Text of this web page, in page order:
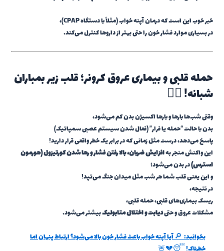
خبر خوب این است که درمان آپنه خواب (مثلاً با دستگاه CPAP)،
در بسیاری موارد فشار خون را حتی بهتر از داروها کنترل می‌کند.
حمله قلبی و بیماری عروق کرونر؛ قلب زیر بمباران
شبانه! ❤️‍🔥
وقتی شب‌ها بارها و بارها اکسیژن بدن کم می‌شود،
بدن با حالت “حمله یا فرار” (فعال شدن سیستم عصبی سمپاتیک)
پاسخ می‌دهد، درست مثل زمانی که در برابر یک خطر واقعی قرار دارید!
این واکنش منجر بهافزایش ضربان، بالا رفتن فشار و رها شدن کورتیزول (هورمون
استرس)در بدن می‌شود؛
و این یعنی قلب شما هر شب مثل میدان جنگ می‌تپد!
در نتیجه،
ریسک بیماری‌های قلبی، حمله قلبی،
مشکلات عروق و حتیدیابت و اختلال متابولیکبیشتر می‌شود.
بخوانید:🔎 آیا آپنه خواب باعث فشار خون بالا می‌شود؟ ارتباط پنهان اما